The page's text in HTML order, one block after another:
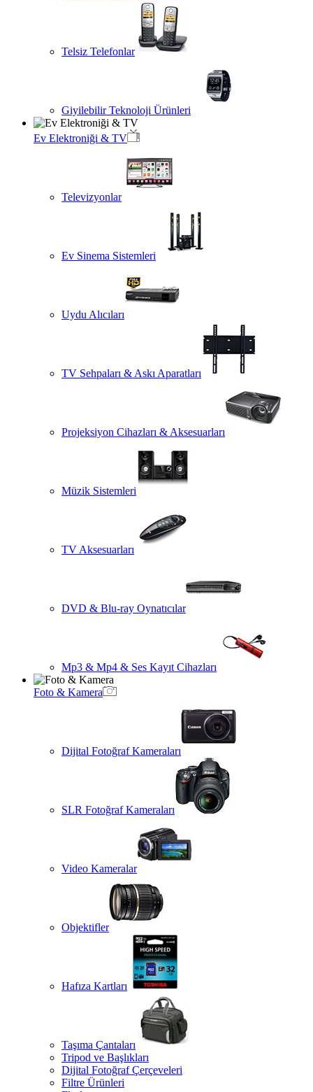
Telsiz Telefonlar
Giyilebilir Teknoloji Ürünleri
Ev Elektroniği & TV
Televizyonlar
Ev Sinema Sistemleri
Uydu Alıcıları
TV Sehpaları & Askı Aparatları
Projeksiyon Cihazları & Aksesuarları
Müzik Sistemleri
TV Aksesuarları
DVD & Blu-ray Oynatıcılar
Mp3 & Mp4 & Ses Kayıt Cihazları
Foto & Kamera
Dijital Fotoğraf Kameraları
SLR Fotoğraf Kameraları
Video Kameralar
Objektifler
Hafıza Kartları
Taşıma Çantaları
Tripod ve Başlıkları
Dijital Fotoğraf Çerçeveleri
Filtre Ürünleri